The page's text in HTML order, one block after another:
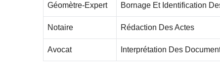
Géomètre-Expert Bornage Et Identification
Notaire Rédaction Des Actes
Avocat Interprétation Des